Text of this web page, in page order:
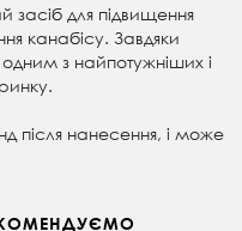
засіб для підвищення
канабісу. Завдяки
з найпотужніших і
після нанесення, і може